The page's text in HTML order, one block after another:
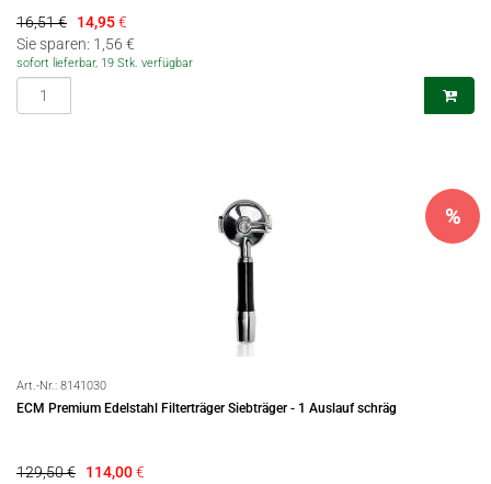
16,51 € 14,95€
Sie sparen: 1,56 €
sofort lieferbar, 19 Stk. verfügbar
Art.-Nr.: 8141030
ECM Premium Edelstahl Filterträger Siebträger - 1 Auslauf schräg
%
129,50 € 114,00€